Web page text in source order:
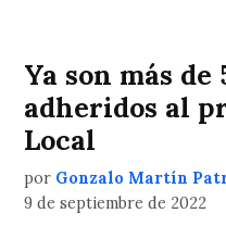
Ya son más
adheridos al
Local
por Gonzalo Martín
9 de septiembre de 2022